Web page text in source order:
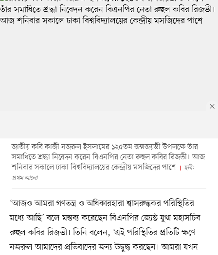
জাতীয় কবি কাজী নজরুল ইসলামের ১২৫তম জন্মজয়ন্তী উপলক্ষে তাঁর
সমাধিতে শ্রদ্ধা নিবেদন করেন বিএনপির নেতা রুহুল কবির রিজভী। আজ
শনিবার সকালে ঢাকা বিশ্ববিদ্যালয়ের কেন্দ্রীয় মসজিদের পাশে
ছবি:
প্রথম আলো
‘আজও আমরা গণতন্ত্র ও অধিকারহারা শ্বাসরুদ্ধকর পরিস্থিতির
মধ্যে আছি’ বলে মন্তব্য করেছেন বিএনপির জ্যেষ্ঠ যুগ্ম মহাসচিব
রুহুল কবির রিজভী। তিনি বলেন, ‘এই পরিস্থিতির প্রতিটি ক্ষণে
নজরুল আমাদের প্রতিবাদের জন্য উদ্বুদ্ধ করছেন। আমরা যখন